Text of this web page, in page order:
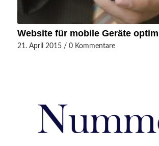
Website für mobile Geräte
21. April 2015 / 0 Kommentare